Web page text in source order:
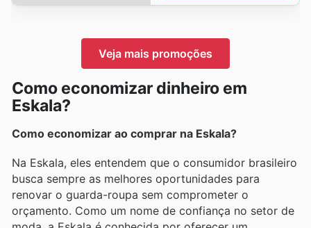
Veja mais promoções
Como economizar dinheiro em
Eskala?
Como economizar ao comprar na Eskala?
Na Eskala, eles entendem que o consumidor brasileiro
busca sempre as melhores oportunidades para
renovar o guarda-roupa sem comprometer o
orçamento. Como um nome de confiança no setor de